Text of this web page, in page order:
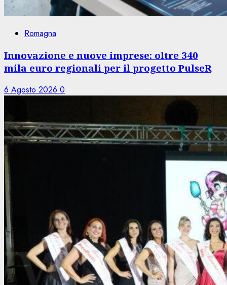
Romagna
Innovazione e nuove imprese: oltre 340
mila euro regionali per il progetto PulseR
6 Agosto 2026 0